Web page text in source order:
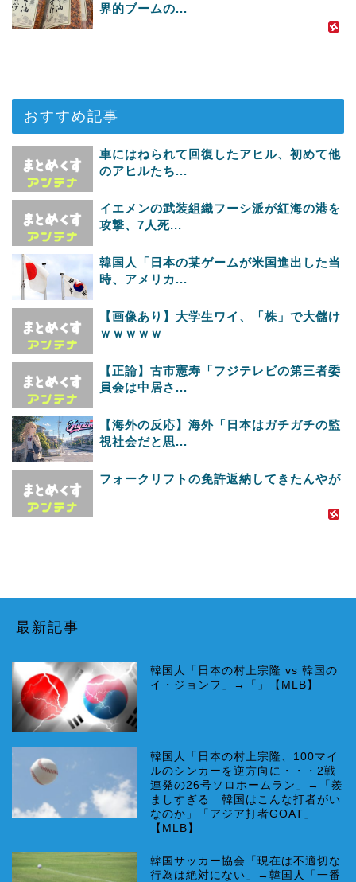
界的ブームの...
おすすめ記事
車にはねられて回復したアヒル、初めて他
のアヒルたち...
イエメンの武装組織フーシ派が紅海の港を
攻撃、7人死...
韓国人「日本の某ゲームが米国進出した当
時、アメリカ...
【画像あり】大学生ワイ、「株」で大儲け
ｗｗｗｗｗ
【正論】古市憲寿「フジテレビの第三者委
員会は中居さ...
【海外の反応】海外「日本はガチガチの監
視社会だと思...
フォークリフトの免許返納してきたんやが
最新記事
韓国人「日本の村上宗隆 vs 韓国の
イ・ジョンフ」→「」【MLB】
韓国人「日本の村上宗隆、100マイ
ルのシンカーを逆方向に・・・2戦
連発の26号ソロホームラン」→「羨
ましすぎる 韓国はこんな打者がい
なのか」「アジア打者GOAT」
【MLB】
韓国サッカー協会「現在は不適切な
行為は絶対にない」→韓国人「一番